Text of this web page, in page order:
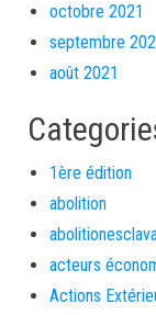
octobre 2021
septembre
août 2021
1ère édition
abolition
acteurs
Actions